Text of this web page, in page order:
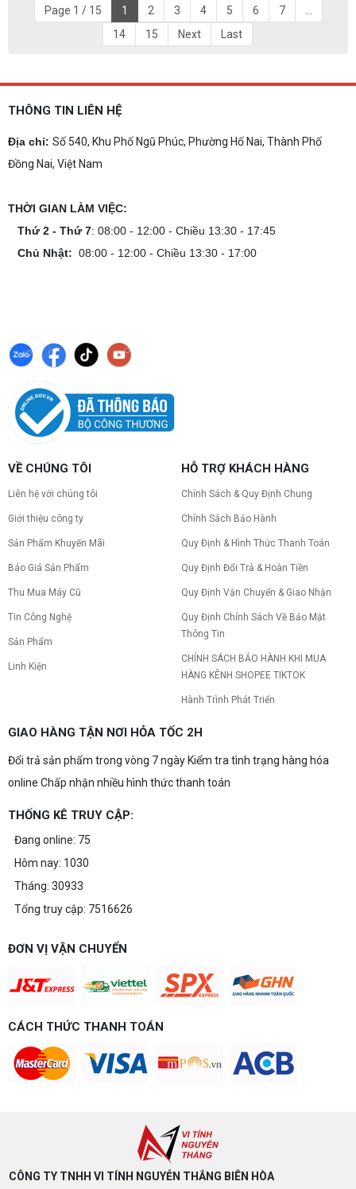
Page 1 / 15
1 2 3 4 5 6 7
14
15 Next Last
THÔNG TIN LIÊN HỆ
Địa chỉ: Số 540, Khu Phố Ngũ Phúc, Phường Hố Nai, Thành Phố
Đồng Nai, Việt Nam
THỜI GIAN LÀM VIỆC:
Thứ 2 - Thứ 7: 08:00 - 12:00 - Chiều 13:30 - 17:45
Chủ Nhật: 08:00 - 12:00 - Chiều 13:30 - 17:00
VỀ CHÚNG TÔI
Liên hệ với chúng tôi
Giới thiệu công ty
Sản Phẩm Khuyến Mãi
Báo Giá Sản Phẩm
Thu Mua Máy Cũ
Tin Công Nghệ
Sản Phẩm
Linh Kiện
HỖ TRỢ KHÁCH HÀNG
Chính Sách & Quy Định Chung
Chính Sách Bảo Hành
Quy Định & Hình Thức Thanh Toán
Quy Định Đổi Trả & Hoàn Tiền
Quy Định Vận Chuyển & Giao Nhận
Quy Định Chính Sách Về Bảo Mật
Thông Tin
CHÍNH SÁCH BẢO HÀNH KHI MUA
HÀNG KÊNH SHOPEE TIKTOK
Hành Trình Phát Triển
GIAO HÀNG TẬN NƠI HỎA TỐC 2H
Đổi trả sản phẩm trong vòng 7 ngày Kiểm tra tình trạng hàng hóa
online Chấp nhận nhiều hình thức thanh toán
THỐNG KÊ TRUY CẬP:
Đang online: 75
Hôm nay: 1030
Tháng: 30933
Tổng truy cập: 7516626
ĐƠN VỊ VẬN CHUYỂN
CÁCH THỨC THANH TOÁN
CÔNG TY TNHH VI TÍNH NGUYỄN THẮNG BIÊN HÒA​